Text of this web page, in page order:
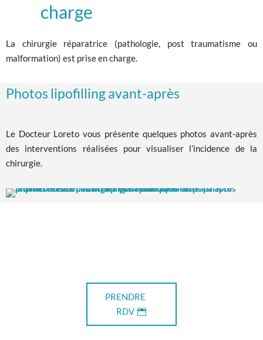
charge
La chirurgie réparatrice (pathologie, post traumatisme ou
malformation) est prise en charge.
Photos lipofilling avant-après
Le Docteur Loreto vous présente quelques photos avant-après
des interventions réalisées pour visualiser l’incidence de la
chirurgie.
PRENDRE
RDV